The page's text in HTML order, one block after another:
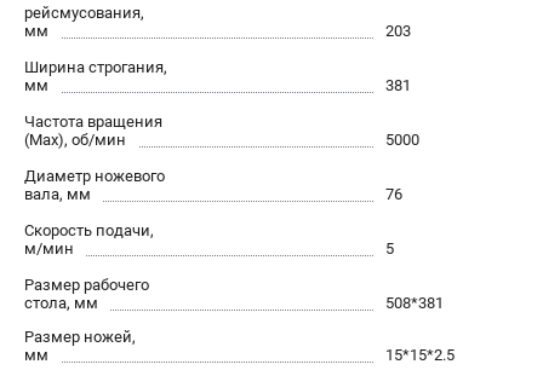
проспект Александровской Фермы, 29АЛ
8 (812) 317-66-20
zakaz@belmash-market.ru
рейсмусования,
мм
203
Ширина строгания,
мм
381
Частота вращения
(Max), об/мин
5000
Диаметр ножевого
вала, мм
76
Скорость подачи,
м/мин
5
Размер рабочего
стола, мм
508*381
Размер ножей,
мм
15*15*2.5